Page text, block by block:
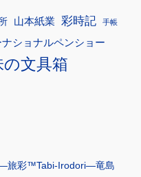
山本紙業 彩時記 手帳
ショナルペンショー
の文具箱
旅彩™Tabi-Irodori―竜島